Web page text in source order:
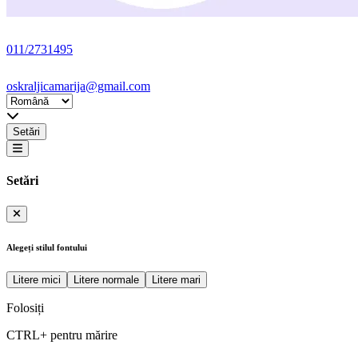
011/2731495
oskraljicamarija@gmail.com
Setări
Setări
Alegeți stilul fontului
Litere mici Litere normale Litere mari
Folosiți
CTRL+ pentru mărire